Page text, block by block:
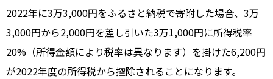
2022年に3万3,000円をふるさと納税で寄附した場合、3万
3,000円から2,000円を差し引いた3万1,000円に所得税率
20%（所得金額により税率は異なります）を掛けた6,200円
が2022年度の所得税から控除されることになります。